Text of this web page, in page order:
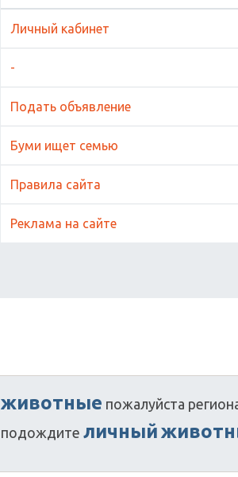
Личный кабинет
-
Подать объявление
Буми ищет семью
Правила сайта
Реклама на сайте
животные пожалуйста
подождите личный